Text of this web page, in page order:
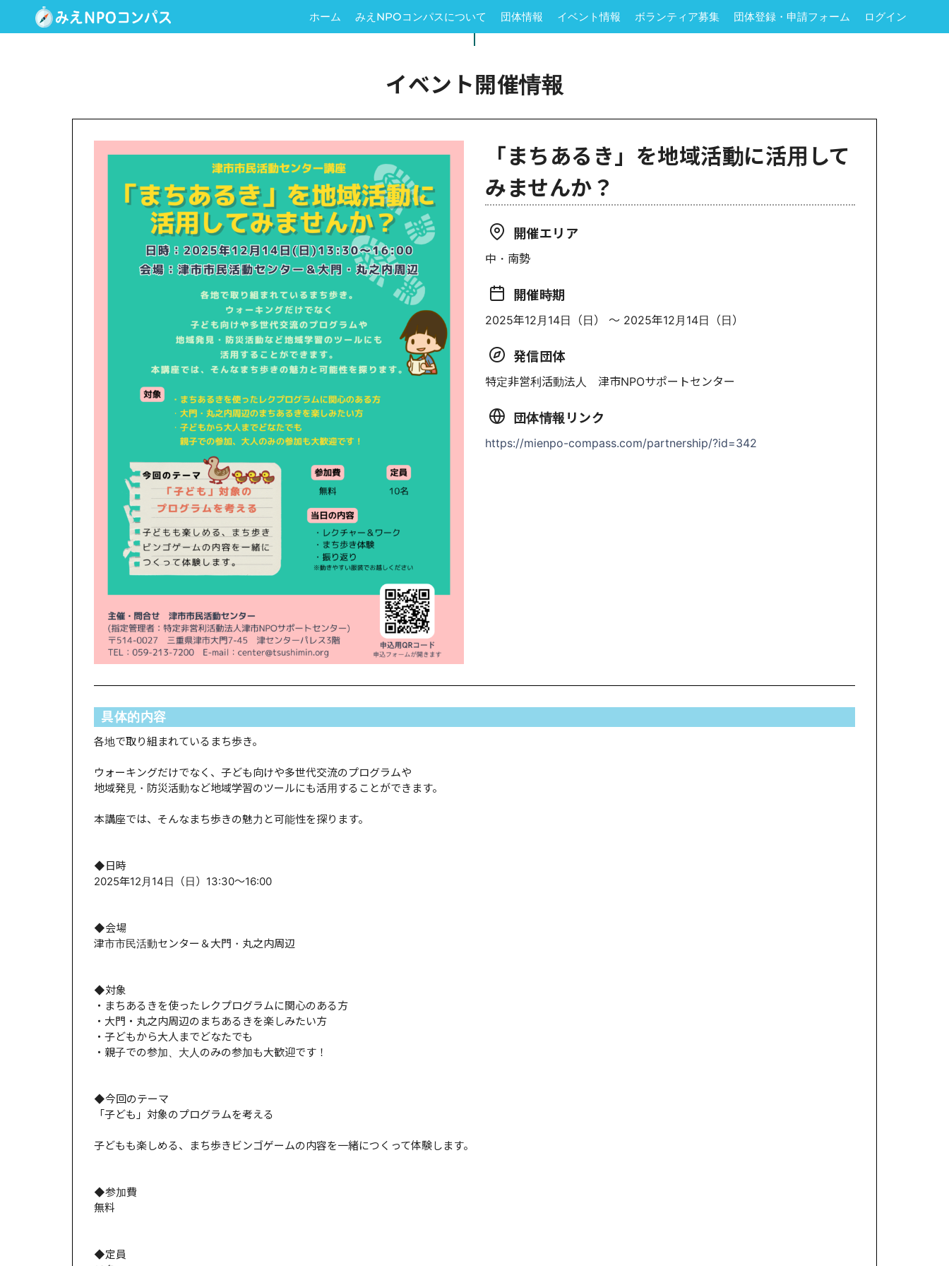
ホーム みえNPOコンパスについて 団体情報 イベント情報 ボランティア募集 団体登録・申請フォーム ログイン
イベント開催情報
「まちあるき」を地域活動に活用して
みませんか？
開催エリア
中・南勢
開催時期
2025年12月14日（日） 〜 2025年12月14日（日）
発信団体
特定非営利活動法人 津市NPOサポートセンター
団体情報リンク
https://mienpo-compass.com/partnership/?id=342
具体的内容
各地で取り組まれているまち歩き。
ウォーキングだけでなく、子ども向けや多世代交流のプログラムや
地域発見・防災活動など地域学習のツールにも活用することができます。
本講座では、そんなまち歩きの魅力と可能性を探ります。
◆日時
2025年12月14日（日）13:30～16:00
◆会場
津市市民活動センター＆大門・丸之内周辺
◆対象
・まちあるきを使ったレクプログラムに関心のある方
・大門・丸之内周辺のまちあるきを楽しみたい方
・子どもから大人までどなたでも
・親子での参加、大人のみの参加も大歓迎です！
◆今回のテーマ
「子ども」対象のプログラムを考える
子どもも楽しめる、まち歩きビンゴゲームの内容を一緒につくって体験します。
◆参加費
無料
◆定員